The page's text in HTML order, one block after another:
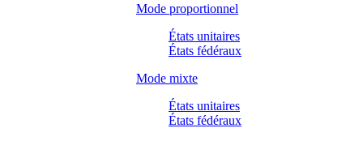
Mode proportionnel
États unitaires
États fédéraux
Mode mixte
États unitaires
États fédéraux